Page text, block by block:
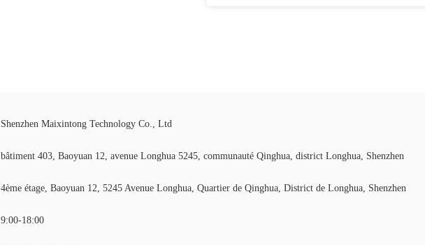
Shenzhen Maixintong Technology Co., Ltd
bâtiment 403, Baoyuan 12, avenue Longhua 5245, communauté Qinghua, district Longhua, Shenzhen
4ème étage, Baoyuan 12, 5245 Avenue Longhua, Quartier de Qinghua, District de Longhua, Shenzhen
9:00-18:00